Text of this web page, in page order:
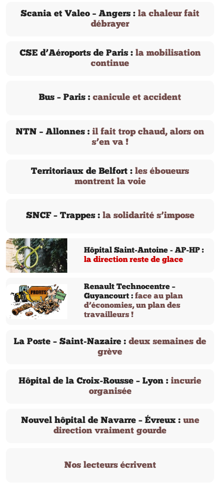
Scania et Valeo – Angers : la chaleur fait
débrayer
CSE d’Aéroports de Paris : la mobilisation
continue
Bus – Paris : canicule et accident
NTN – Allonnes : il fait trop chaud, alors on
s’en va !
Territoriaux de Belfort : les éboueurs
montrent la voie
SNCF – Trappes : la solidarité s’impose
Hôpital Saint-Antoine - AP-HP :
la direction reste de glace
Renault Technocentre –
Guyancourt : face au plan
d’économies, un plan des
travailleurs !
La Poste – Saint-Nazaire : deux semaines de
grève
Hôpital de la Croix-Rousse – Lyon : incurie
organisée
Nouvel hôpital de Navarre – Évreux : une
direction vraiment gourde
Nos lecteurs écrivent